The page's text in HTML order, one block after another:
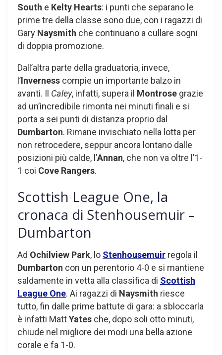
South e Kelty Hearts: i punti che separano le
prime tre della classe sono due, con i ragazzi di
Gary Naysmith che continuano a cullare sogni
di doppia promozione.
Dall’altra parte della graduatoria, invece,
l’Inverness compie un importante balzo in
avanti. Il Caley, infatti, supera il Montrose grazie
ad un’incredibile rimonta nei minuti finali e si
porta a sei punti di distanza proprio dal
Dumbarton. Rimane invischiato nella lotta per
non retrocedere, seppur ancora lontano dalle
posizioni più calde, l’Annan, che non va oltre l’1-
1 coi Cove Rangers.
Scottish League One, la
cronaca di Stenhousemuir –
Dumbarton
Ad Ochilview Park, lo Stenhousemuir regola il
Dumbarton con un perentorio 4-0 e si mantiene
saldamente in vetta alla classifica di Scottish
League One. Ai ragazzi di Naysmith riesce
tutto, fin dalle prime battute di gara: a sbloccarla
è infatti MattYates che, dopo soli otto minuti,
chiude nel migliore dei modi una bella azione
corale e fa 1-0.